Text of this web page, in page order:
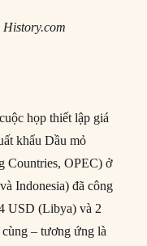
History.com
họp thiết lập giá
khẩu Dầu mỏ
Countries, OPEC) ở
Indonesia) đã công
USD (Libya) và 2
– tương ứng là